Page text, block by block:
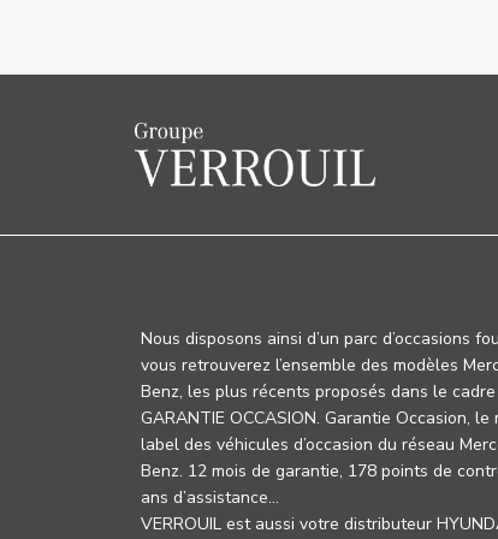
Nous disposons ainsi d’un parc d’occasions
vous retrouverez l’ensemble des modèles
Benz, les plus récents proposés dans le
GARANTIE OCCASION. Garantie Occasion, le
label des véhicules d’occasion du réseau
Benz. 12 mois de garantie, 178 points de
ans d’assistance…
VERROUIL est aussi votre distributeur